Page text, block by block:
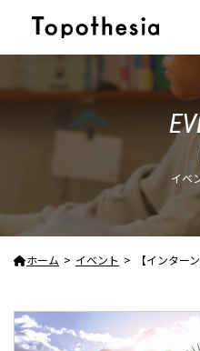
イベ
ホーム イベント 【インタ